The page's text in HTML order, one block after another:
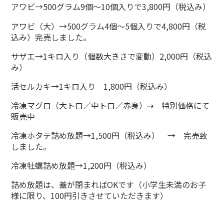
アワビ→500グラム9個～10個入りで3,800円（税込み）
アワビ（大）→500グラム4個～5個入りで4,800円（税
込み）完売しました。
サザエ→1キロ入り（個数大きさで変動）2,000円（税込
み）
活セルカキ→1キロ入り 1,800円（税込み）
冷凍マグロ（大トロ／中トロ／赤身）⇢ 特別価格にて
販売中
冷凍ホタテ詰め放題→1,500円（税込み） → 完売致
しました。
冷凍牡蠣詰め放題→1,200円（税込み）
詰め放題は、蓋が閉まればOKです（小学生未満のお子
様に限り、100円引きさせていただきます）